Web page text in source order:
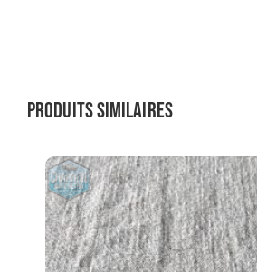
Produits similaires